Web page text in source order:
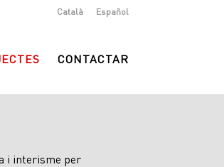
Català Español
CONTACTAR
i interisme per